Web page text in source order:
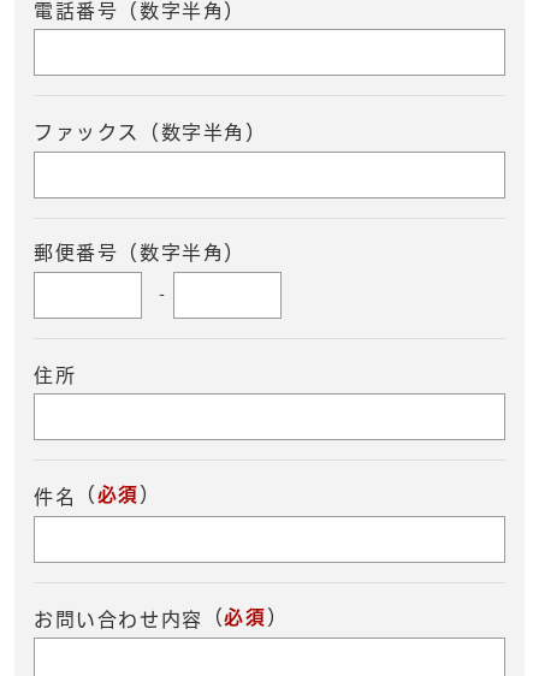
電話番号（数字半角）
ファックス（数字半角）
郵便番号（数字半角）
-
住所
件名 （ 必須 ）
お問い合わせ内容 （必須 ）